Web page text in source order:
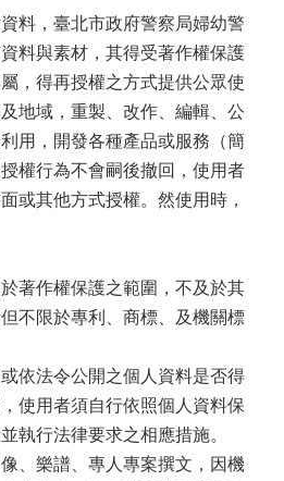
料，臺北市政府警察局婦幼警
料與素材，其得受著作權保護
，得再授權之方式提供公眾使
地域，重製、改作、編輯、公
用，開發各種產品或服務（簡
權行為不會嗣後撤回，使用者
或其他方式授權。然使用時，
著作權保護之範圍，不及於其
不限於專利、商標、及機關標
依法令公開之個人資料是否得
使用者須自行依照個人資料保
執行法律要求之相應措施。
、樂譜、專人專案撰文，因機